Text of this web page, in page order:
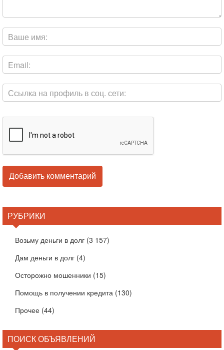
РУБРИКИ
Возьму деньги в долг (3 157)
Дам деньги в долг (4)
Осторожно мошенники (15)
Помощь в получении кредита (130)
Прочее (44)
ПОИСК ОБЪЯВЛЕНИЙ